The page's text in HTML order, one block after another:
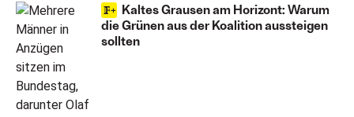
Kaltes Grausen am Horizont: Warum
die Grünen aus der Koalition aussteigen
sollten